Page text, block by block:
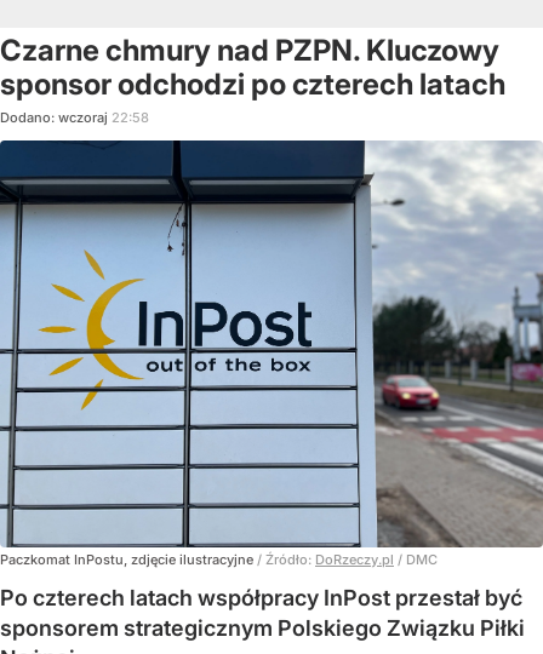
Czarne chmury nad PZPN. Kluczowy
sponsor odchodzi po czterech latach
Dodano: wczoraj 22:58
Paczkomat InPostu, zdjęcie ilustracyjne / Źródło: DoRzeczy.pl / DMC
Po czterech latach współpracy InPost przestał być
sponsorem strategicznym Polskiego Związku Piłki